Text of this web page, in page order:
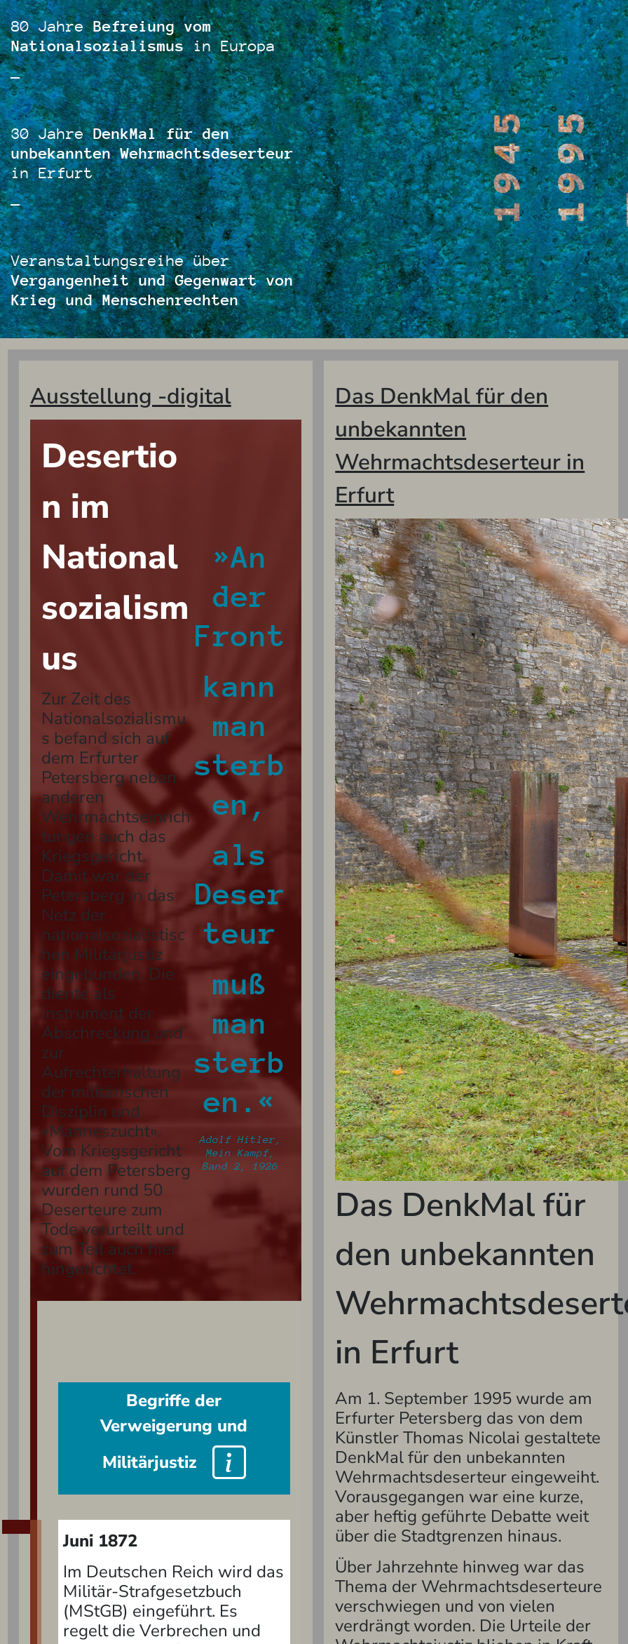
Zum
Inhalt
springen
80 JahreBefreiung vom
Nationalsozialismusin Europa
—
30 JahreDenkMal für den
unbekannten Wehrmachtsdeserteur
in Erfurt
—
Veranstaltungsreihe über
Vergangenheit und Gegenwart von
Krieg und Menschenrechten
Ausstellung -digital
Desertio
n im
National
sozialism
us
Zur Zeit des
Nationalsozialismu
s befand sich auf
dem Erfurter
Petersberg neben
anderen
Wehrmachtseinrich
tungen auch das
Kriegsgericht.
Damit war der
Petersberg in das
Netz der
nationalsozialistisc
hen Militärjustiz
eingebunden. Die
diente als
Instrument der
Abschreckung und
zur
Aufrechterhaltung
der militärischen
Disziplin und
»Manneszucht«.
Vom Kriegsgericht
auf dem Petersberg
wurden rund 50
Deserteure zum
Tode verurteilt und
zum Teil auch hier
hingerichtet.
»An
der
Front
kann
man
sterb
en,
als
Deser
teur
muß
man
sterb
en.«
Adolf Hitler,
Mein Kampf,
Band 2, 1926
Begriffe der
Verweigerung und
Militärjustiz
Juni 1872
Im Deutschen Reich wird das
Militär-Strafgesetzbuch
(MStGB) eingeführt. Es
regelt die Verbrechen und
Das DenkMal für den
unbekannten
Wehrmachtsdeserteur in
Erfurt
Das DenkMal für
den unbekannten
in Erfurt
Am 1. September 1995 wurde am
Erfurter Petersberg das von dem
Künstler Thomas Nicolai gestaltete
DenkMal für den unbekannten
Wehrmachtsdeserteur eingeweiht.
Vorausgegangen war eine kurze,
aber heftig geführte Debatte weit
über die Stadtgrenzen hinaus.
Über Jahrzehnte hinweg war das
Thema der Wehrmachtsdeserteure
verschwiegen und von vielen
verdrängt worden. Die Urteile der